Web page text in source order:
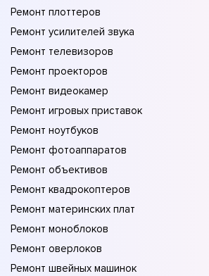
Ремонт плоттеров
Ремонт усилителей звука
Ремонт телевизоров
Ремонт проекторов
Ремонт видеокамер
Ремонт игровых приставок
Ремонт ноутбуков
Ремонт фотоаппаратов
Ремонт объективов
Ремонт квадрокоптеров
Ремонт материнских плат
Ремонт моноблоков
Ремонт оверлоков
Ремонт швейных машинок